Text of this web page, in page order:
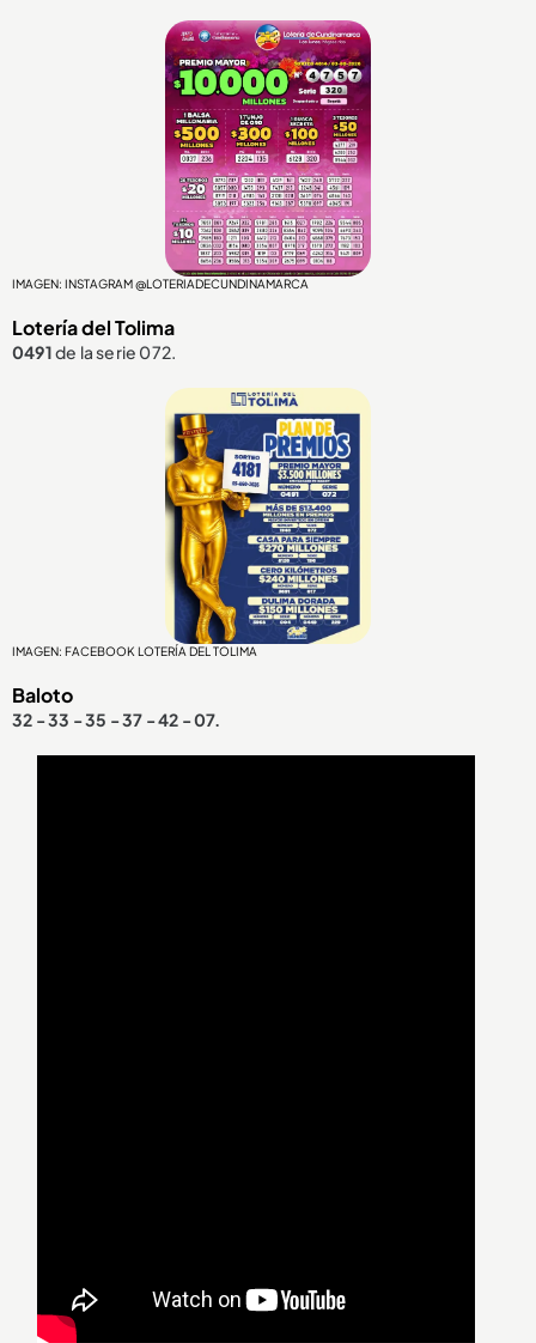
IMAGEN: INSTAGRAM @LOTERIADECUNDINAMARCA
Lotería del Tolima
0491de la serie 072.
IMAGEN: FACEBOOK LOTERÍA DEL TOLIMA
Baloto
32 - 33 - 35 - 37 - 42 - 07.